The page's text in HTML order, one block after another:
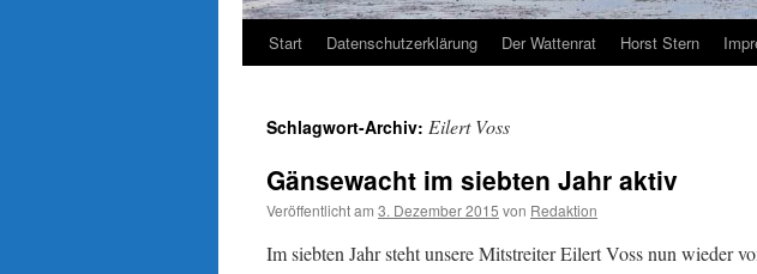
Start Datenschutzerklärung Der Wattenrat Horst Stern
Schlagwort-Archiv: Eilert Voss
Gänsewacht im siebten Jahr aktiv
Veröffentlicht am 3. Dezember 2015 von Redaktion
Im siebten Jahr steht unsere Mitstreiter Eilert Voss nun wieder